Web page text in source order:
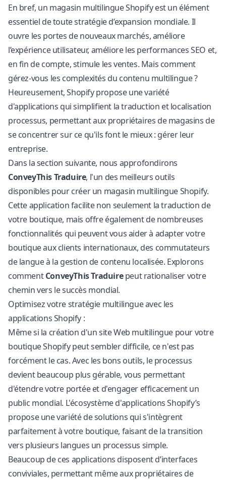
En bref, un magasin multilingue Shopify est un élément
essentiel de toute stratégie d’expansion mondiale. Il
ouvre les portes de nouveaux marchés, améliore
l’expérience utilisateur, améliore les performances SEO et,
en fin de compte, stimule les ventes. Mais comment
gérez-vous les complexités du contenu multilingue ?
Heureusement, Shopify propose une variété
d'applications qui simplifient la traduction etlocalisation
processus, permettant aux propriétaires de magasins de
se concentrer sur ce qu'ils font le mieux : gérer leur
entreprise.
Dans la section suivante, nous approfondirons
ConveyThis Traduire, l'un des meilleurs outils
disponibles pour créer un magasin multilingue Shopify.
Cette application facilite non seulement la traduction de
votre boutique, mais offre également de nombreuses
fonctionnalités qui peuvent vous aider à adapter votre
boutique aux clients internationaux, des commutateurs
de langue à la gestion de contenu localisée. Explorons
commentConveyThis Traduirepeut rationaliser votre
chemin vers le succès mondial.
Optimisez votre stratégie multilingue avec les
applications Shopify :
Même si la création d'un site Web multilingue pour votre
boutique Shopify peut sembler difficile, ce n'est pas
forcément le cas. Avec les bons outils, le processus
devient beaucoup plus gérable, vous permettant
d'étendre votre portée et d'engager efficacement un
public mondial. L'écosystème d'applications Shopify’s
propose une variété de solutions qui s'intègrent
parfaitement à votre boutique, faisant de la transition
vers plusieurs langues un processus simple.
Beaucoup de ces applications disposent d’interfaces
conviviales, permettant même aux propriétaires de